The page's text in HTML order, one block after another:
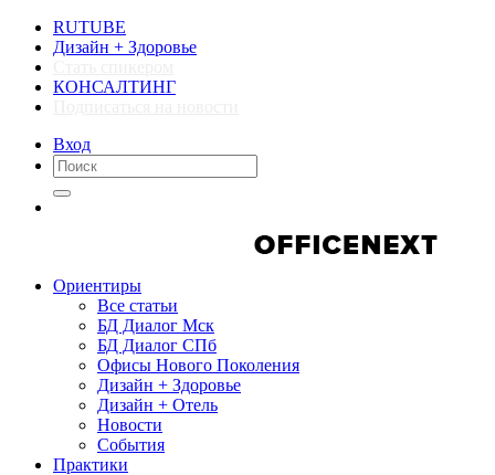
RUTUBE
Дизайн + Здоровье
КОНСАЛТИНГ
Вход
Ориентиры
Все статьи
БД Диалог Мск
БД Диалог СПб
Офисы Нового Поколения
Дизайн + Здоровье
Дизайн + Отель
Новости
События
Практики